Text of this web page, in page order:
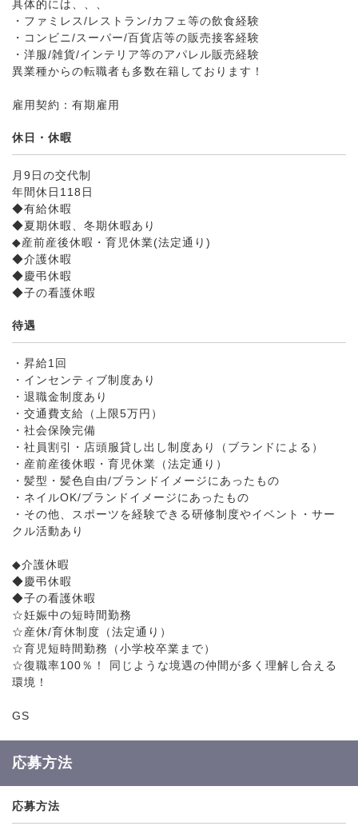
具体的には、、、
・ファミレス/レストラン/カフェ等の飲食経験
・コンビニ/スーパー/百貨店等の販売接客経験
・洋服/雑貨/インテリア等のアパレル販売経験
異業種からの転職者も多数在籍しております！
雇用契約：有期雇用
休日・休暇
月9日の交代制
年間休日118日
◆有給休暇
◆夏期休暇、冬期休暇あり
◆産前産後休暇・育児休業(法定通り)
◆介護休暇
◆慶弔休暇
◆子の看護休暇
待遇
・昇給1回
・インセンティブ制度あり
・退職金制度あり
・交通費支給（上限5万円）
・社会保険完備
・社員割引・店頭服貸し出し制度あり（ブランドによる）
・産前産後休暇・育児休業（法定通り）
・髪型・髪色自由/ブランドイメージにあったもの
・ネイルOK/ブランドイメージにあったもの
・その他、スポーツを経験できる研修制度やイベント・サー
クル活動あり
◆介護休暇
◆慶弔休暇
◆子の看護休暇
☆妊娠中の短時間勤務
☆産休/育休制度（法定通り）
☆育児短時間勤務（小学校卒業まで）
☆復職率100％！ 同じような境遇の仲間が多く理解し合える
環境！
GS
応募方法
応募方法